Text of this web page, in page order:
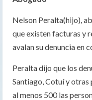
Nelson Peralta(hijo),
que existen facturas y
avalan su denuncia en
Peralta dijo que los
Santiago, Cotuí y otras
al menos 500 las